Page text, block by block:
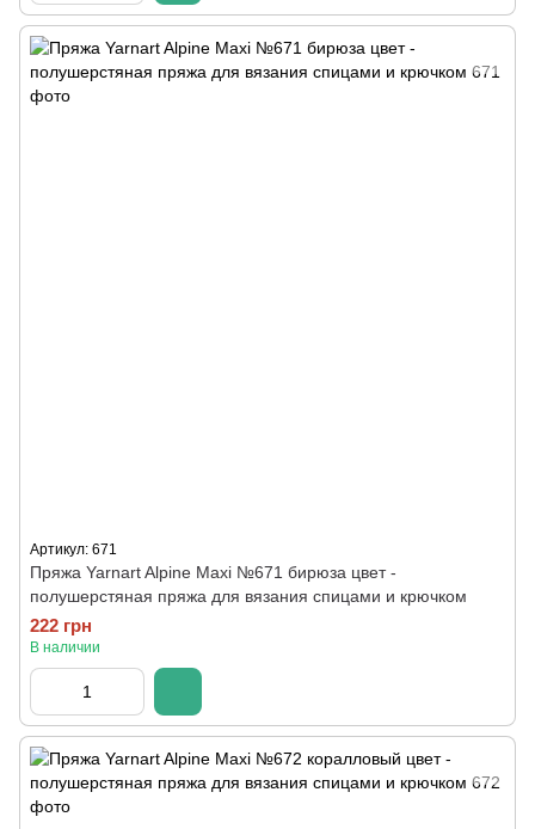
Артикул: 671
Пряжа Yarnart Alpine Maxi №671 бирюза цвет -
полушерстяная пряжа для вязания спицами и крючком
222 грн
В наличии